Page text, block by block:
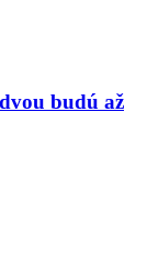
budú až